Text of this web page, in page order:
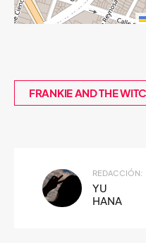
FRANKIE AND THE
REDACCIÓN:
YU
HANA